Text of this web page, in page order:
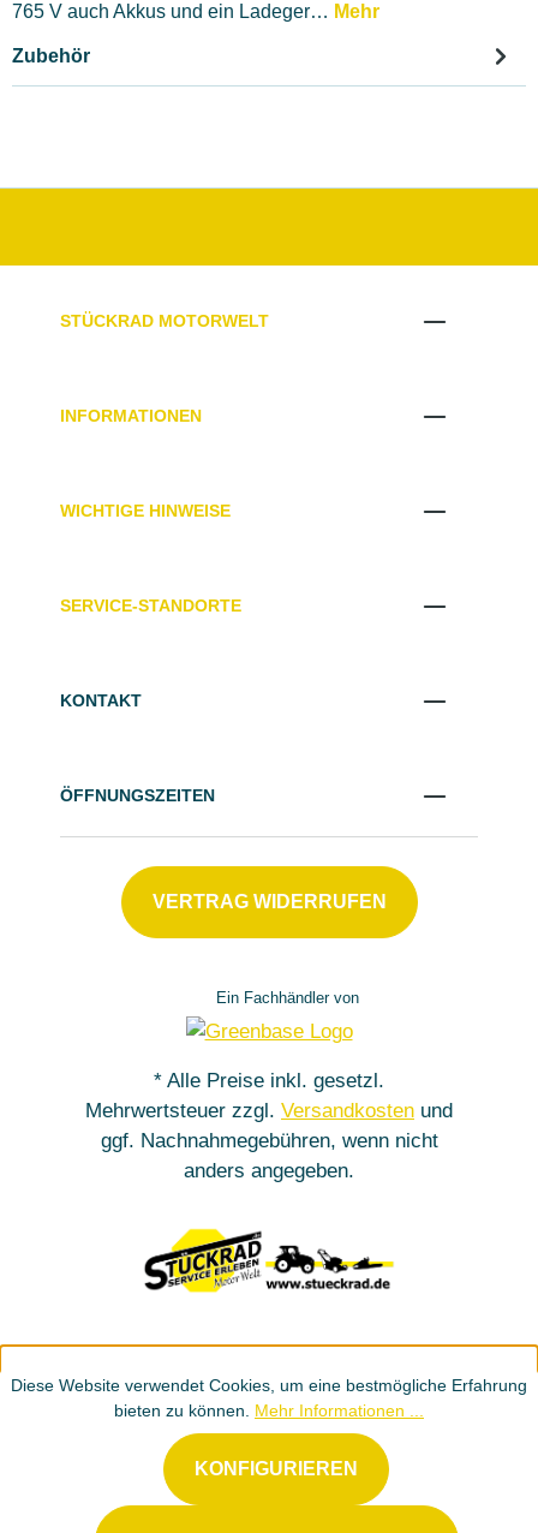
765 V auch Akkus und ein Ladeger… Mehr
Zubehör
STÜCKRAD MOTORWELT
INFORMATIONEN
WICHTIGE HINWEISE
SERVICE-STANDORTE
KONTAKT
ÖFFNUNGSZEITEN
VERTRAG WIDERRUFEN
Ein Fachhändler von
* Alle Preise inkl. gesetzl.
Mehrwertsteuer zzgl. Versandkosten und
ggf. Nachnahmegebühren, wenn nicht
anders angegeben.
Diese Website verwendet Cookies, um eine bestmögliche Erfahrung
bieten zu können. Mehr Informationen ...
KONFIGURIEREN